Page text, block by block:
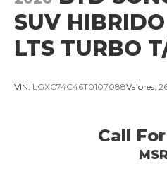
SUV
LTS TURBO
VIN: LGXC74C46T0107088Valores:
Call